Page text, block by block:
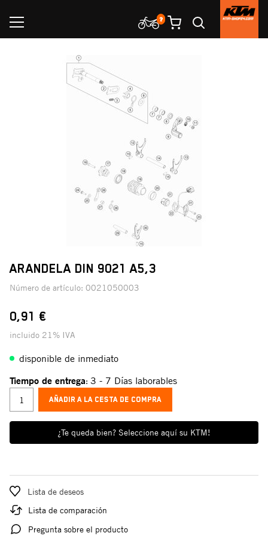
ARANDELA DIN 9021 A5,3
Número de artículo: 0021050003
0,91 €
incluido 21% IVA
disponible de inmediato
Tiempo de entrega: 3 - 7 Días laborables
¿Te queda bien? Seleccione aquí su KTM!
AÑADIR A LA CESTA DE COMPRA
Lista de deseos
Lista de comparación
Pregunta sobre el producto